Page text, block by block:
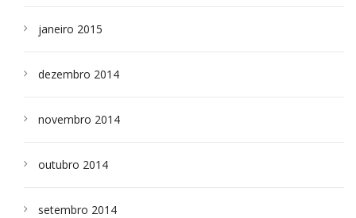
janeiro 2015
dezembro 2014
novembro 2014
outubro 2014
setembro 2014